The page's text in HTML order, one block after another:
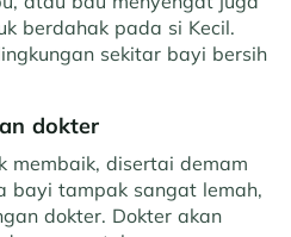
berdahak pada si Kecil.
sekitar bayi bersih
dokter
membaik, disertai demam
bayi tampak sangat lemah,
dokter. Dokter akan